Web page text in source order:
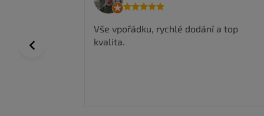
Previous
Nakoupil jsem zde a jsem velmi
spokojen, kvalitní zboží a super ceny,